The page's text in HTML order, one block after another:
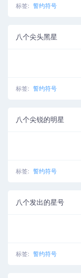
标签: 誓约符号
八个尖头黑星
标签: 誓约符号
八个尖锐的明星
标签: 誓约符号
八个发出的星号
标签: 誓约符号